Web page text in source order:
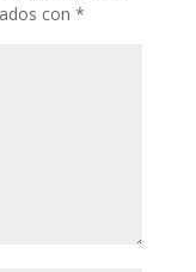
con *